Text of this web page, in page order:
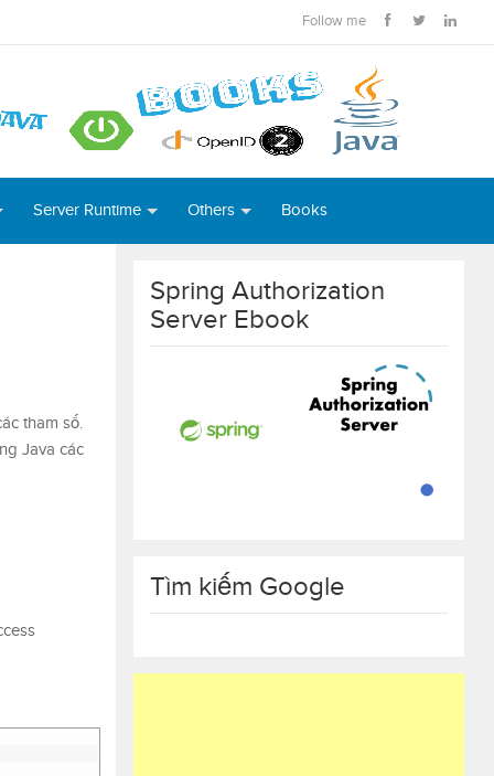
Follow me
Server Runtime Others Books
tham số.
Java các
Spring Authorization
Server Ebook
Tìm kiếm Google